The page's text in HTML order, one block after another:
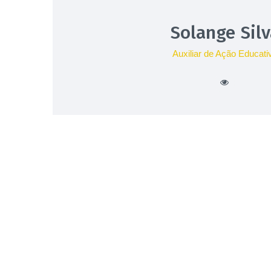
Solange
Auxiliar de Ação